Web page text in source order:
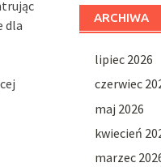
dla
ARCHIWA
lipiec 2026
czerwiec
maj 2026
kwiecień
marzec